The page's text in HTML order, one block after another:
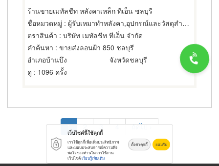
ร้านขายเมทัลชีท หลังคาเหล็ก ทีเอ็น ชลบุรี
ชื่อหมวดหมู่ : ผู้รับเหมาทำหลังคา,อุปกรณ์และวัสดุสำหรับผู้รับเหมาหลังคา,ฝ้าเพดาน
ตราสินค้า : บริษัท เมทัลชีท ทีเอ็น จำกัด
คำค้นหา : ขายส่งลอนฝ้า 850 ชลบุรี
อำเภอบ้านบึง
จังหวัดชลบุรี
ดู : 1096 ครั้ง
Current
page
1 Page
2 Page
3 Page
4
Next
page
ถัดไป ›
เว็บไซต์นี้ใช้คุกกี้
เราใช้คุกกี้เพื่อเพิ่มประสิทธิภาพ
และมอบประสบการณ์ความพึง
พอใจของท่านในการใช้งาน
เว็บไซต์เรียนรู้เพิ่มเติม
ตั้งค่าคุกกี้ ยอมรับ